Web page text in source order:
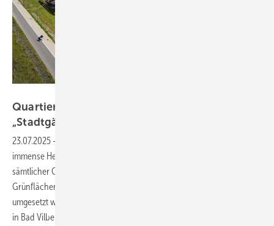
Quartier definiert neue Qualität von
„Stadtgärten“
23.07.2025 -
immense Herausforderung, die ein reibungsloses Zusammenspiel
sämtlicher Gewerke erfordert. Ein Beispiel, wie ein solches Projekt mit
Grünflächen, innovativer Architektur und hochwertiger Ausstattung
umgesetzt werden kann, zeigt der Bauprojektentwickler ­Conceptaplan
in Bad Vilbel. Zentral war die intelligente Integration der Kältetechnik –